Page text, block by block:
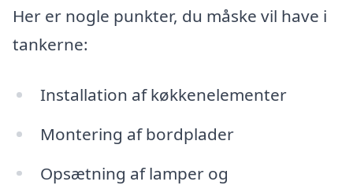
Her er nogle punkter, du måske vil have i
tankerne:
Installation af køkkenelementer
Montering af bordplader
Opsætning af lamper og